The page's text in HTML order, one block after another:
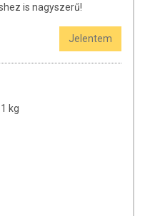
is nagyszerű!
Jelentem
kg